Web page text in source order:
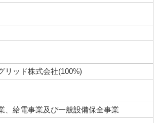
リッド株式会社(100%)
、給電事業及び一般設備保全事業